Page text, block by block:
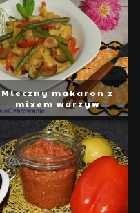
Mleczny makaron z
mixem warzyw